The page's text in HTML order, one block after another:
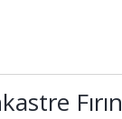
Fırın